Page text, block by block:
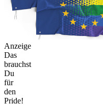
Anzeige
Das
brauchst
Du
für
den
Pride!